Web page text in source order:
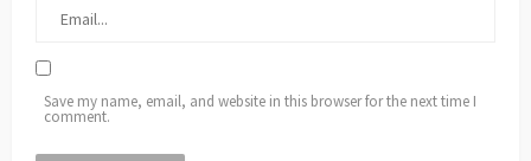
Save my name, email, and website in this browser for the next time I
comment.